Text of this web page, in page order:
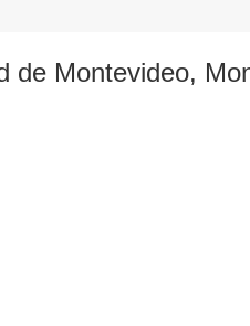
de Montevideo,